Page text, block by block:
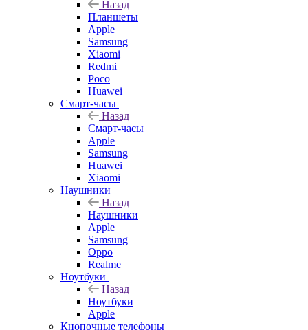
Назад
Планшеты
Apple
Samsung
Xiaomi
Redmi
Poco
Huawei
Смарт-часы
Назад
Смарт-часы
Apple
Samsung
Huawei
Xiaomi
Наушники
Назад
Наушники
Apple
Samsung
Oppo
Realme
Ноутбуки
Назад
Ноутбуки
Apple
Кнопочные телефоны